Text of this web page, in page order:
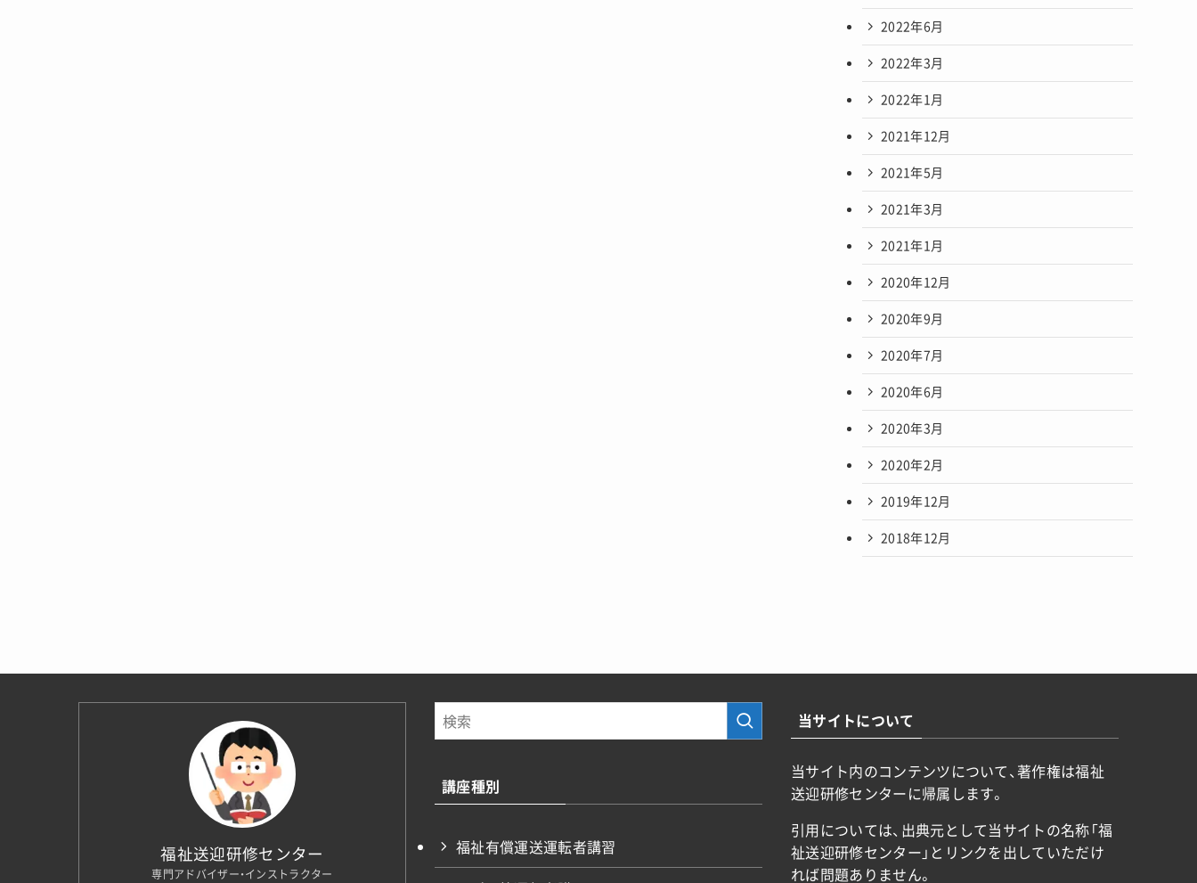
2022年6月
2022年3月
2022年1月
2021年12月
2021年5月
2021年3月
2021年1月
2020年12月
2020年9月
2020年7月
2020年6月
2020年3月
2020年2月
2019年12月
2018年12月
福祉送迎研修センター
専門アドバイザー・インストラクター
講座種別
福祉有償運送運転者講習
当サイトについて
当サイト内のコンテンツについて、著作権は福祉
送迎研修センターに帰属します。
引用については、出典元として当サイトの名称「福
祉送迎研修センター」とリンクを出していただけ
れば問題ありません。